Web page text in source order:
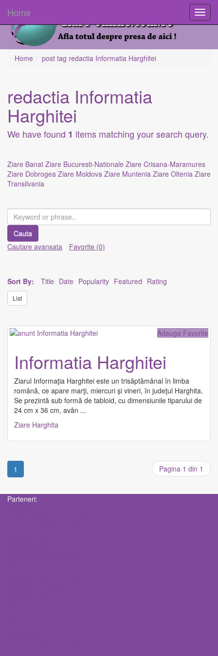
Home post tag redactia Informatia Harghitei
redactia Informatia
Harghitei
We have found 1 items matching your search query.
Ziare Banat Ziare Bucuresti-Nationale Ziare Crisana-Maramures
Ziare Dobrogea Ziare Moldova Ziare Muntenia Ziare Oltenia Ziare
Transilvania
Cauta
Cautare avansata
Favorite (0)
Sort By: Title Date Popularity Featured Rating
List
Adauga Favorite
Informatia Harghitei
Ziarul Informaţia Harghitei este un trisăptămânal în limba
română, ce apare marţi, miercuri şi vineri, în judeţul Harghita.
Se prezintă sub formă de tabloid, cu dimensiunile tiparului de
24 cm x 36 cm, avân ...
Ziare Harghita
1 Pagina 1 din 1
Parteneri:
Home